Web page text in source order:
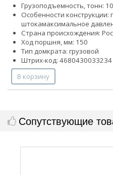
Грузоподъемность, тонн:
Особенности конструкции:
штокамаксимальное
Страна происхождения:
Ход поршня, мм: 150
Тип домкрата: грузовой
Штрих-код: 4680430033234
В корзину
Сопутствующие